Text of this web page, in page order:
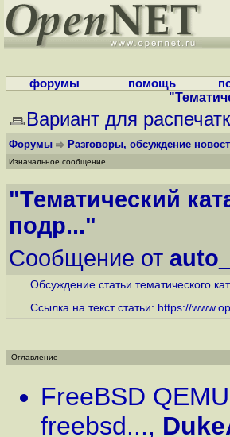
форумы помощь
Вариант для
Форумы Разговоры, обсуждение
Изначальное сообщение
"Тематический
подр..."
Сообщение от
Обсуждение статьи тематического
Ссылка на текст статьи: https://
Оглавление
FreeBSD
freebsd...,